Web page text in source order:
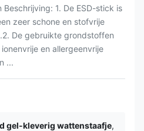
Beschrijving: 1. De ESD-stick is
zeer schone en stofvrije
De gebruikte grondstoffen
en allergeenvrije
...
gel-kleverig wattenstaafje,